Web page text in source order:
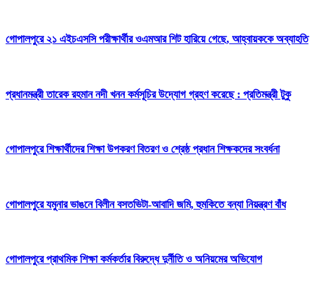
গোপালপুরে ২১ এইচএসসি পরীক্ষার্থীর ওএমআর শিট হারিয়ে গেছে, আহ্বায়ককে অব্যাহতি
প্রধানমন্ত্রী তারেক রহমান নদী খনন কর্মসূচির উদ্যোগ গ্রহণ করেছে : প্রতিমন্ত্রী টুকু
গোপালপুরে শিক্ষার্থীদের শিক্ষা উপকরণ বিতরণ ও শ্রেষ্ঠ প্রধান শিক্ষকদের সংবর্ধনা
গোপালপুরে যমুনার ভাঙনে বিলীন বসতভিটা-আবাদি জমি, হুমকিতে বন্যা নিয়ন্ত্রণ বাঁধ
গোপালপুরে প্রাথমিক শিক্ষা কর্মকর্তার বিরুদ্ধে দুর্নীতি ও অনিয়মের অভিযোগ